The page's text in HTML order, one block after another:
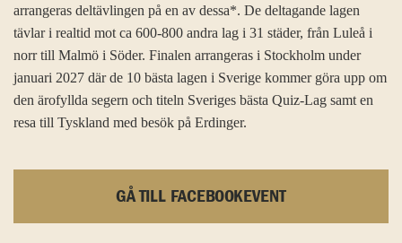
arrangeras deltävlingen på en av dessa*. De deltagande lagen
tävlar i realtid mot ca 600-800 andra lag i 31 städer, från Luleå i
norr till Malmö i Söder. Finalen arrangeras i Stockholm under
januari 2027 där de 10 bästa lagen i Sverige kommer göra upp om
den ärofyllda segern och titeln Sveriges bästa Quiz-Lag samt en
resa till Tyskland med besök på Erdinger.
GÅ TILL FACEBOOKEVENT